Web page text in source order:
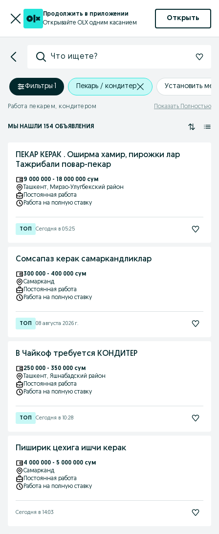
Продолжить в приложении
Открывайте OLX одним касанием
Открыть
Что ищете?
Фильтры·1 Пекарь / кондитер Установить
Работа пекарем, кондитером Показать Полностью
МЫ НАШЛИ 154 ОБЪЯВЛЕНИЯ
ПЕКАР КЕРАК . Оширма хамир, пирожки лар
Тажрибали повар-пекар
9 000 000 - 18 000 000 сум
Ташкент, Мирзо-Улугбекский район
Постоянная работа
Работа на полную ставку
Сегодня в 05:25
Сомсапаз керак самаркандликлар
300 000 - 400 000 сум
Самарканд
Постоянная работа
Работа на полную ставку
08 августа 2026 г.
В Чайкоф требуется КОНДИТЕР
250 000 - 350 000 сум
Ташкент, Яшнабадский район
Постоянная работа
Работа на полную ставку
Сегодня в 10:28
Пиширик цехига ишчи керак
4 000 000 - 5 000 000 сум
Самарканд
Постоянная работа
Работа на полную ставку
Сегодня в 14:03